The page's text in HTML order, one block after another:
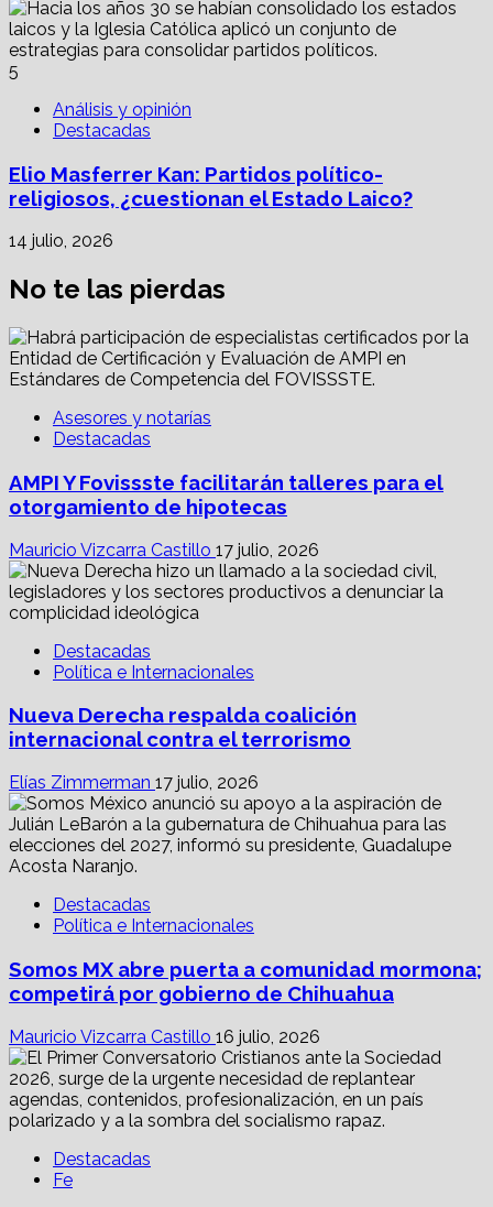
5
Análisis y opinión
Destacadas
Elio Masferrer Kan: Partidos político-
religiosos, ¿cuestionan el Estado Laico?
14 julio, 2026
No te las pierdas
Asesores y notarías
Destacadas
AMPI Y Fovissste facilitarán talleres para el
otorgamiento de hipotecas
Mauricio Vizcarra Castillo 17 julio, 2026
Destacadas
Política e Internacionales
Nueva Derecha respalda coalición
internacional contra el terrorismo
Elías Zimmerman 17 julio, 2026
Destacadas
Política e Internacionales
Somos MX abre puerta a comunidad mormona;
competirá por gobierno de Chihuahua
Mauricio Vizcarra Castillo 16 julio, 2026
Destacadas
Fe